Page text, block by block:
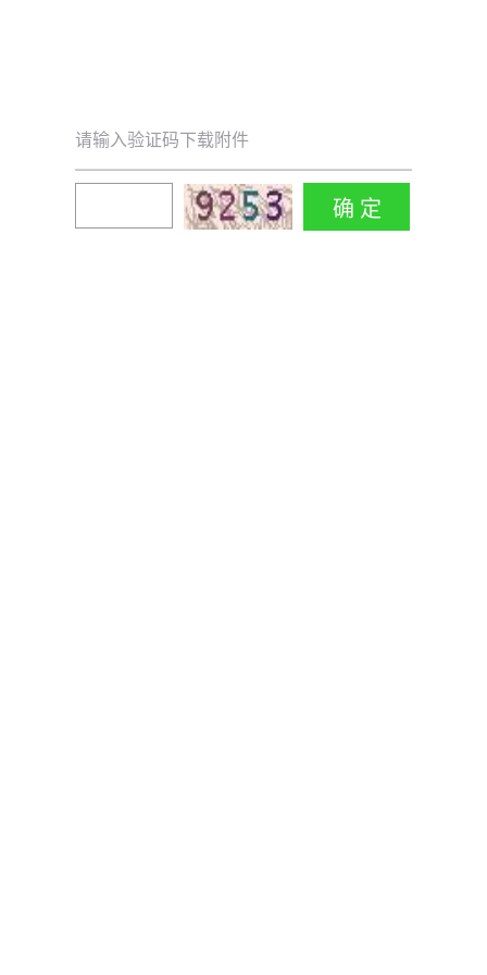
请输入验证码下载附件